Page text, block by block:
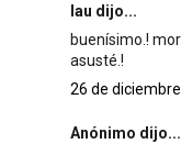
lau dijo...
buenísimo.!
asusté.!
26 de
Anónimo dijo...